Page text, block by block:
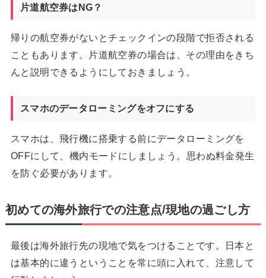
片道航空券はNG？
帰りの航空券がないとチェックインの段階で拒否される
こともあります。片道航空券の場合は、その理由をきち
んと説明できるようにしておきましょう。
スマホのデータローミングをオフにする
スマホは、飛行機に搭乗する前にデータローミングを
OFFにして、機内モードにしましょう。思わぬ料金発生
を防ぐ必要があります。
初めての海外旅行での注意点/現地の過ごし方
最後は海外旅行先の現地で気をつけることです。日本と
は基本的に違うということを常に頭に入れて、注意して